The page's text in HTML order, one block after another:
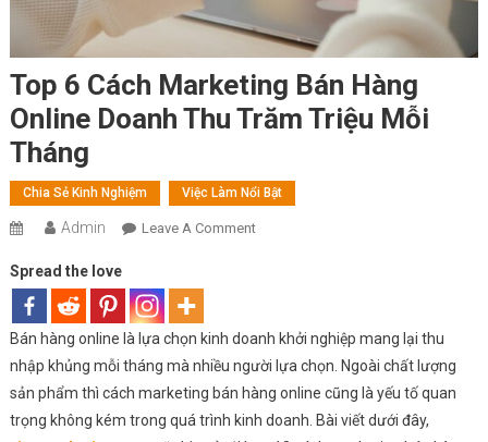
Top 6 Cách Marketing Bán Hàng
Online Doanh Thu Trăm Triệu Mỗi
Tháng
Chia Sẻ Kinh Nghiệm Việc Làm Nổi Bật
Admin Leave A CommentOn
Marketing
Hàng
Online
Doanh
Spread the love
Bán hàng online là lựa chọn kinh doanh khởi nghiệp mang lại thu
nhập khủng mỗi tháng mà nhiều người lựa chọn. Ngoài chất lượng
sản phẩm thì cách marketing bán hàng online cũng là yếu tố quan
trọng không kém trong quá trình kinh doanh. Bài viết dưới đây,